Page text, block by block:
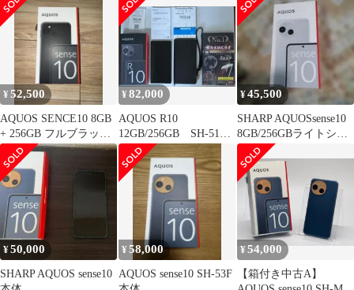
Softbank SIMフリー
【352】
¥52,500
AQUOS SENCE10 8GB
+ 256GB フルブラック
※側面に傷有
¥82,000
AQUOS R10
12GB/256GB SH-51F
SIMフリー
¥45,500
SHARP AQUOSsense10
8GB/256GBライトシル
バー
¥50,000
SHARP AQUOS sense10
¥58,000
AQUOS sense10 SH-53F
¥54,000
【箱付き中古A】